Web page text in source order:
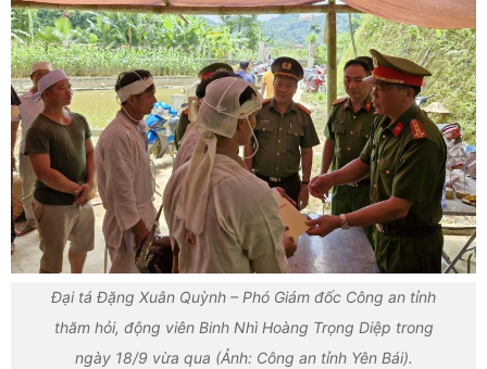
Đại tá Đặng Xuân Quỳnh – Phó Giám đốc Công an tỉnh
thăm hỏi, động viên Binh Nhì Hoàng Trọng Diệp trong
ngày 18/9 vừa qua (Ảnh: Công an tỉnh Yên Bái).